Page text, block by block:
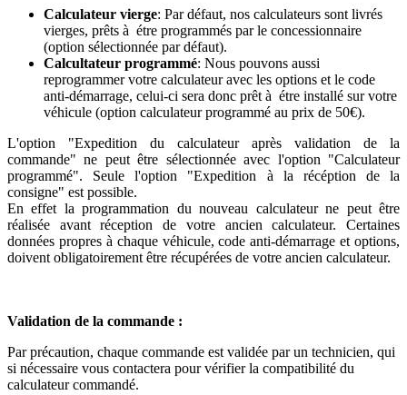
Calculateur vierge: Par défaut, nos calculateurs sont livrés
vierges, prêts à étre programmés par le concessionnaire
(option sélectionnée par défaut).
Calcultateur programmé: Nous pouvons aussi
reprogrammer votre calculateur avec les options et le code
anti-démarrage, celui-ci sera donc prêt à étre installé sur votre
véhicule (option calculateur programmé au prix de 50€).
L'option "Expedition du calculateur après validation de la
commande" ne peut être sélectionnée avec l'option "Calculateur
programmé". Seule l'option "Expedition à la récéption de la
consigne" est possible.
En effet la programmation du nouveau calculateur ne peut être
réalisée avant réception de votre ancien calculateur. Certaines
données propres à chaque véhicule, code anti-démarrage et options,
doivent obligatoirement être récupérées de votre ancien calculateur.
Validation de la commande :
Par précaution, chaque commande est validée par un technicien, qui
si nécessaire vous contactera pour vérifier la compatibilité du
calculateur commandé.